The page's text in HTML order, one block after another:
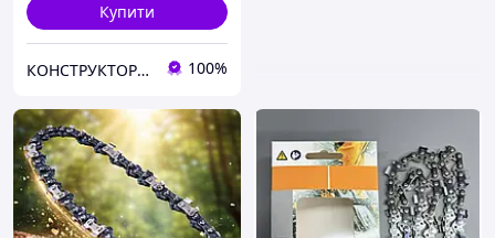
Купити
КОНСТРУКТОР онлайн-магазин 100%